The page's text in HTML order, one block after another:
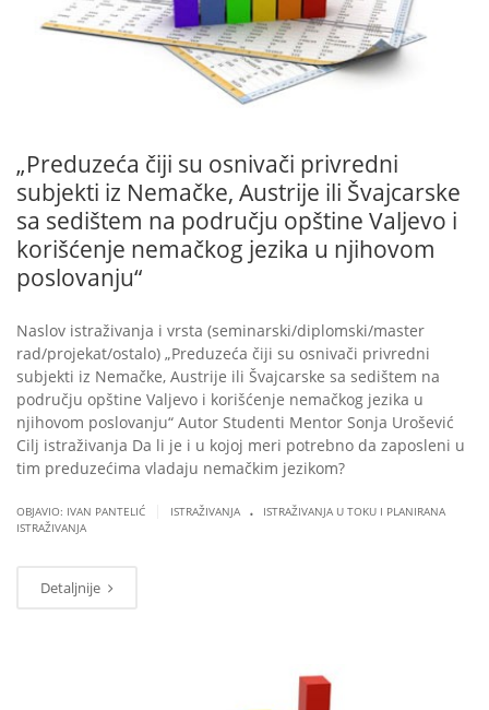
„Preduzeća čiji su osnivači privredni
subjekti iz Nemačke, Austrije ili Švajcarske
sa sedištem na području opštine Valjevo i
korišćenje nemačkog jezika u njihovom
poslovanju“
Naslov istraživanja i vrsta (seminarski/diplomski/master
rad/projekat/ostalo) „Preduzeća čiji su osnivači privredni
subjekti iz Nemačke, Austrije ili Švajcarske sa sedištem na
području opštine Valjevo i korišćenje nemačkog jezika u
njihovom poslovanju“ Autor Studenti Mentor Sonja Urošević
Cilj istraživanja Da li je i u kojoj meri potrebno da zaposleni u
tim preduzećima vladaju nemačkim jezikom?
OBJAVIO: IVAN PANTELIĆ ISTRAŽIVANJA .
ISTRAŽIVANJA U TOKU I PLANIRANA
ISTRAŽIVANJA
Detaljnije